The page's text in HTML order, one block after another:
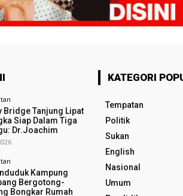
Bridge Tanjung Lipat
Siap Dalam Tiga
Dr.Joachim
Kampung
Bergotong-
Bongkar Rumah
KATEGORI
Tempatan
Politik
Sukan
English
Nasional
Umum